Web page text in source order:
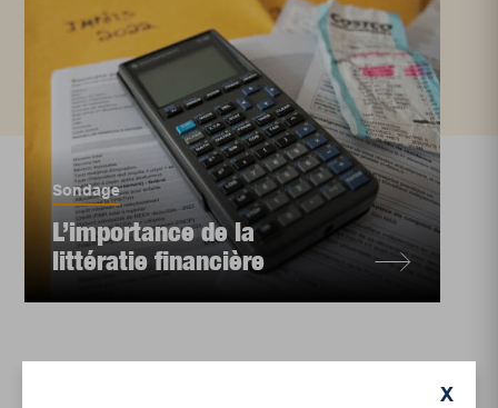
Sondage
L’importance de la
littératie financière
X